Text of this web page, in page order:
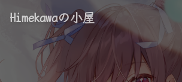
Himekawaの小屋